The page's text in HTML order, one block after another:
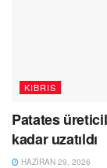
KIBRIS
Patates
kadar uzatıldı
HAZIRAN 29, 2026